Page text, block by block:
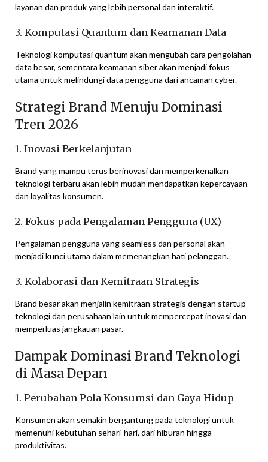
layanan dan produk yang lebih personal dan interaktif.
3. Komputasi Quantum dan Keamanan Data
Teknologi komputasi quantum akan mengubah cara pengolahan
data besar, sementara keamanan siber akan menjadi fokus
utama untuk melindungi data pengguna dari ancaman cyber.
Strategi Brand Menuju Dominasi
Tren 2026
1. Inovasi Berkelanjutan
Brand yang mampu terus berinovasi dan memperkenalkan
teknologi terbaru akan lebih mudah mendapatkan kepercayaan
dan loyalitas konsumen.
2. Fokus pada Pengalaman Pengguna (UX)
Pengalaman pengguna yang seamless dan personal akan
menjadi kunci utama dalam memenangkan hati pelanggan.
3. Kolaborasi dan Kemitraan Strategis
Brand besar akan menjalin kemitraan strategis dengan startup
teknologi dan perusahaan lain untuk mempercepat inovasi dan
memperluas jangkauan pasar.
Dampak Dominasi Brand Teknologi
di Masa Depan
1. Perubahan Pola Konsumsi dan Gaya Hidup
Konsumen akan semakin bergantung pada teknologi untuk
memenuhi kebutuhan sehari-hari, dari hiburan hingga
produktivitas.